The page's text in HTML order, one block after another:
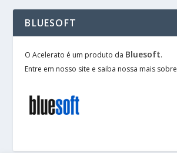
BLUESOFT
O Acelerato é um produto da Bluesoft.
Entre em nosso site e saiba nossa mais